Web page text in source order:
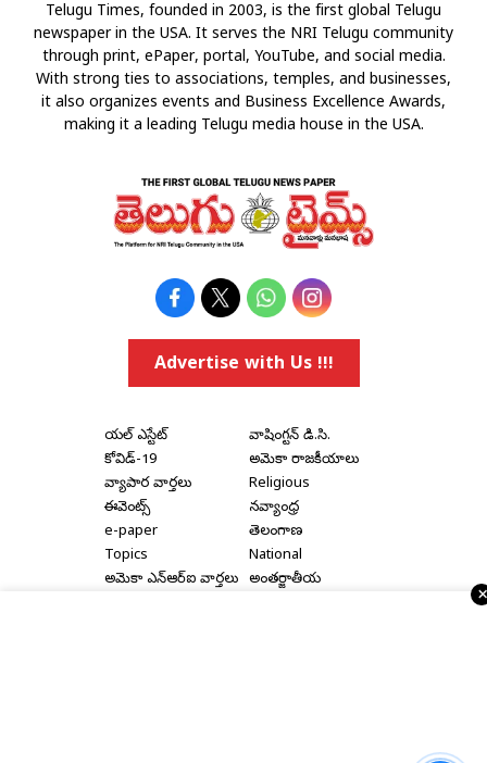
Telugu Times, founded in 2003, is the first global Telugu
newspaper in the USA. It serves the NRI Telugu community
through print, ePaper, portal, YouTube, and social media.
With strong ties to associations, temples, and businesses,
it also organizes events and Business Excellence Awards,
making it a leading Telugu media house in the USA.
Advertise with Us !!!
రియల్ ఎస్టేట్
కోవిడ్-19
వ్యాపార వార్తలు
ఈవెంట్స్
e-paper
Topics
అమెరికా ఎన్‌ఆర్‌ఐ వార్తలు
వాషింగ్టన్ డి.సి.
అమెరికా రాజకీయాలు
Religious
నవ్యాంధ్ర
తెలంగాణ
National
అంతర్జాతీయ